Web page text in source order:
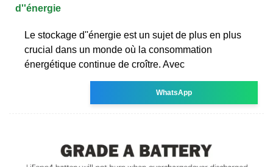
d''énergie
Le stockage d''énergie est un sujet de plus en plus
crucial dans un monde où la consommation
énergétique continue de croître. Avec
WhatsApp